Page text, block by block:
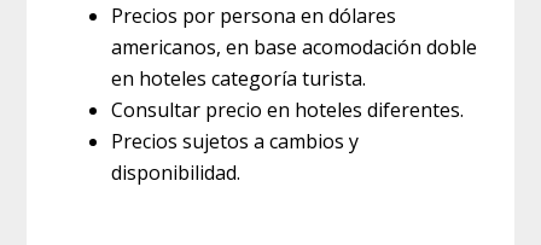
Precios por persona en dólares
americanos, en base acomodación doble
en hoteles categoría turista.
Consultar precio en hoteles diferentes.
Precios sujetos a cambios y
disponibilidad.